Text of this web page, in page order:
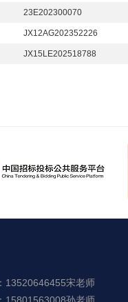
23E202300070
JX12AG202352226
JX15LE202518788
13520646455宋老师